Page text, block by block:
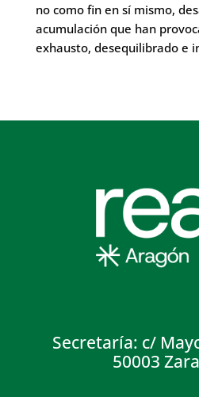
no como fin en sí mismo,
acumulación que han
exhausto, desequilibrado e
Secretaría: c/
50003